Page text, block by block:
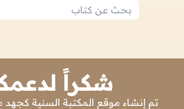
شكراً
تم إنشاء موقع المكتبة السنية